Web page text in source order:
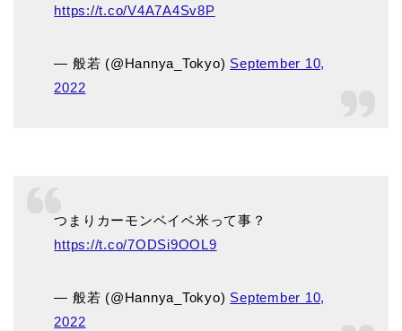
https://t.co/V4A7A4Sv8P
— 般若 (@Hannya_Tokyo) September 10,
2022
つまりカーモンベイベ米って事？
https://t.co/7ODSi9OOL9
— 般若 (@Hannya_Tokyo) September 10,
2022